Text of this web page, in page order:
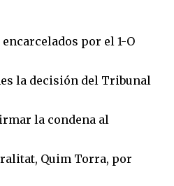
por el 1-O
la decisión del Tribunal
la condena al
Quim Torra, por